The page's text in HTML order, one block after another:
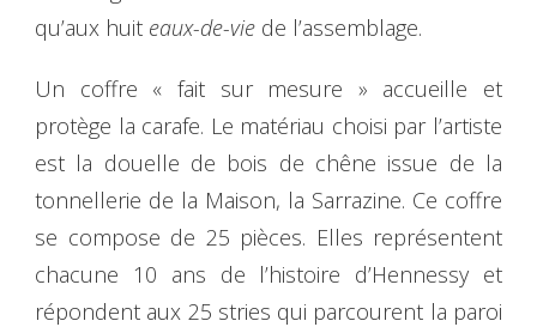
qu’aux huit eaux-de-vie de l’assemblage.
Un coffre « fait sur mesure » accueille et
protège la carafe. Le matériau choisi par l’artiste
est la douelle de bois de chêne issue de la
tonnellerie de la Maison, la Sarrazine. Ce coffre
se compose de 25 pièces. Elles représentent
chacune 10 ans de l’histoire d’Hennessy et
répondent aux 25 stries qui parcourent la paroi